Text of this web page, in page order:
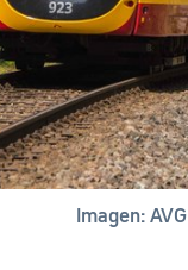
Imagen: AVG